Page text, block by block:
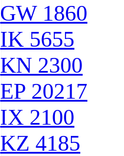
GW 1860
IK 5655
KN 2300
EP 20217
IX 2100
KZ 4185